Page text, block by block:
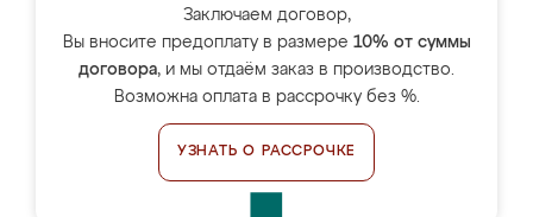
Заключаем договор,
Вы вносите предоплату в размере 10% от суммы
договора, и мы отдаём заказ в производство.
Возможна оплата в рассрочку без %.
УЗНАТЬ О РАССРОЧКЕ